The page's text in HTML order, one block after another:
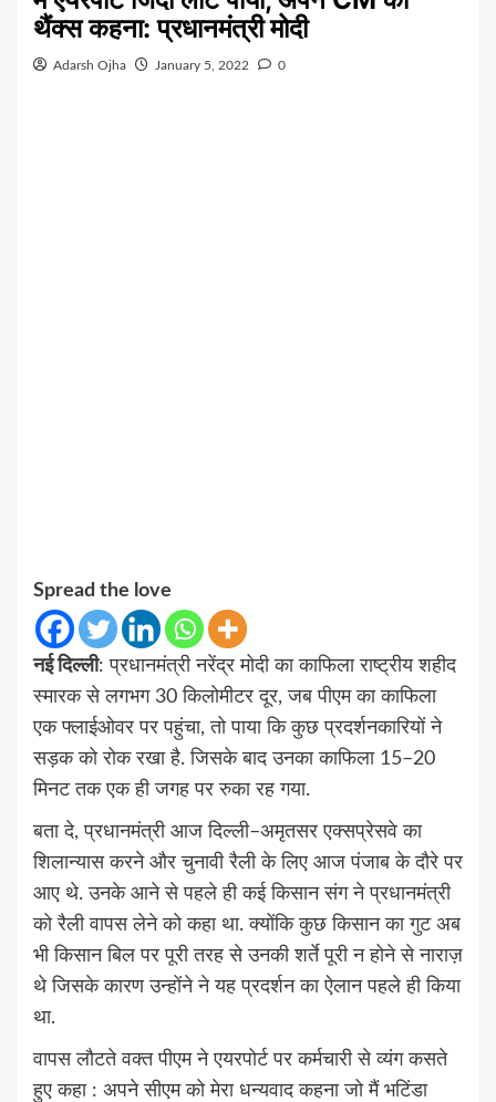
थैंक्स कहना: प्रधानमंत्री मोदी
Adarsh Ojha January 5, 2022 0
Spread the love
नई दिल्ली: प्रधानमंत्री नरेंद्र मोदी का काफिला राष्ट्रीय शहीद
स्मारक से लगभग 30 किलोमीटर दूर, जब पीएम का काफिला
एक फ्लाईओवर पर पहुंचा, तो पाया कि कुछ प्रदर्शनकारियों ने
सड़क को रोक रखा है. जिसके बाद उनका काफिला 15–20
मिनट तक एक ही जगह पर रुका रह गया.
बता दे, प्रधानमंत्री आज दिल्ली–अमृतसर एक्सप्रेसवे का
शिलान्यास करने और चुनावी रैली के लिए आज पंजाब के दौरे पर
आए थे. उनके आने से पहले ही कई किसान संग ने प्रधानमंत्री
को रैली वापस लेने को कहा था. क्योंकि कुछ किसान का गुट अब
भी किसान बिल पर पूरी तरह से उनकी शर्ते पूरी न होने से नाराज़
थे जिसके कारण उन्होंने ने यह प्रदर्शन का ऐलान पहले ही किया
था.
वापस लौटते वक्त पीएम ने एयरपोर्ट पर कर्मचारी से व्यंग कसते
हुए कहा : अपने सीएम को मेरा धन्यवाद कहना जो मैं भटिंडा